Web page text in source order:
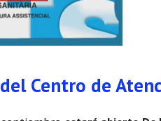
Centro de